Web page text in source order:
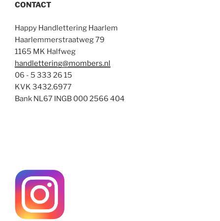
CONTACT
Happy Handlettering Haarlem
Haarlemmerstraatweg 79
1165 MK Halfweg
handlettering@mombers.nl
06 - 5 333 26 15
KVK 3432.6977
Bank NL67 INGB 000 2566 404